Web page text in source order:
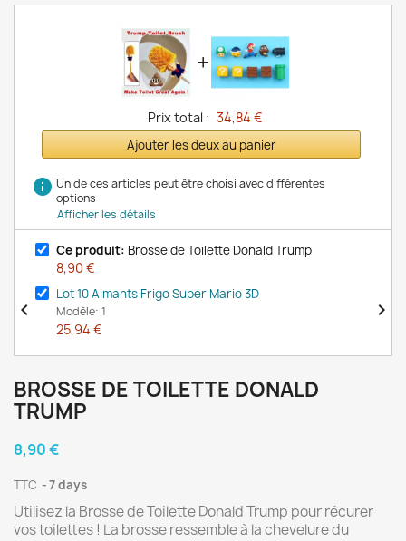
+
Prix total : 34,84 €
Ajouter les deux au panier
info Un de ces articles peut être choisi avec différentes
options
Afficher les détails
Ce produit: Brosse de Toilette Donald Trump
8,90 €
Lot 10 Aimants Frigo Super Mario 3D
Modèle: 1
25,94 €
 
BROSSE DE TOILETTE DONALD
TRUMP
8,90 €
TTC 7 days
Utilisez la Brosse de Toilette Donald Trump pour récurer
vos toilettes ! La brosse ressemble à la chevelure du